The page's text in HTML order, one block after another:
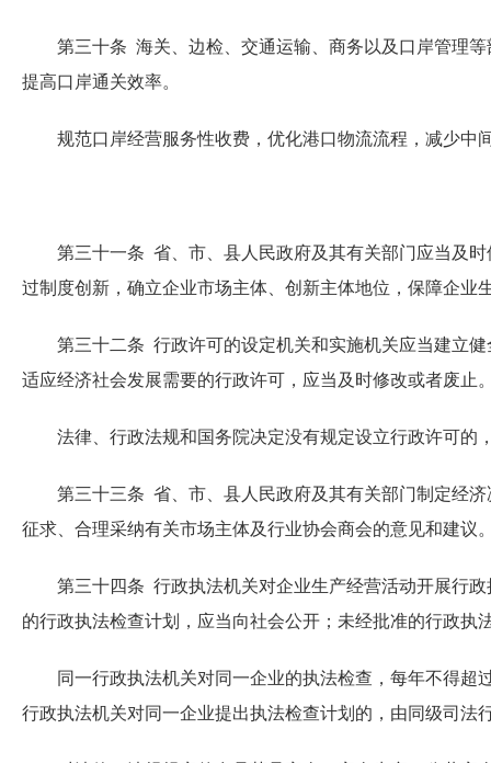
第三十条 海关、边检、交通运输、商务以及口岸管理等
提高口岸通关效率。
规范口岸经营服务性收费，优化港口物流流程，减少中
第三十一条 省、市、县人民政府及其有关部门应当及时
过制度创新，确立企业市场主体、创新主体地位，保障企业
第三十二条 行政许可的设定机关和实施机关应当建立健
适应经济社会发展需要的行政许可，应当及时修改或者废止
法律、行政法规和国务院决定没有规定设立行政许可的
第三十三条 省、市、县人民政府及其有关部门制定经济
征求、合理采纳有关市场主体及行业协会商会的意见和建议
第三十四条 行政执法机关对企业生产经营活动开展行政
的行政执法检查计划，应当向社会公开；未经批准的行政执
同一行政执法机关对同一企业的执法检查，每年不得超
行政执法机关对同一企业提出执法检查计划的，由同级司法